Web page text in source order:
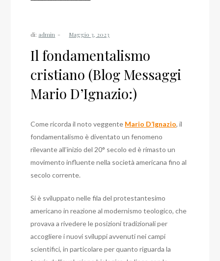
di: admin
Il fondamentalismo
cristiano (Blog Messaggi
Mario D’Ignazio:)
Come ricorda il noto veggente Mario D’Ignazio, il
fondamentalismo è diventato un fenomeno
rilevante all’inizio del 20° secolo ed è rimasto un
movimento influente nella società americana fino al
secolo corrente.
Si è sviluppato nelle fila del protestantesimo
americano in reazione al modernismo teologico, che
provava a rivedere le posizioni tradizionali per
accogliere i nuovi sviluppi avvenuti nei campi
scientifici, in particolare per quanto riguarda la